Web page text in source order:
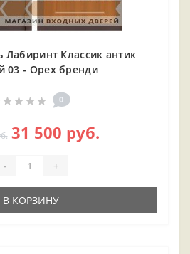
Лабиринт Классик антик
03 - Орех бренди
0
31 500 руб.
- +
В КОРЗИНУ